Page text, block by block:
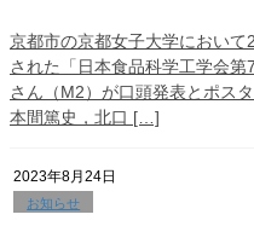
京都市の京都女子大学におい
された「日本食品科学工学会
さん（M2）が口頭発表とポス
本間篤史，北口 […]
2023年8月24日
お知らせ